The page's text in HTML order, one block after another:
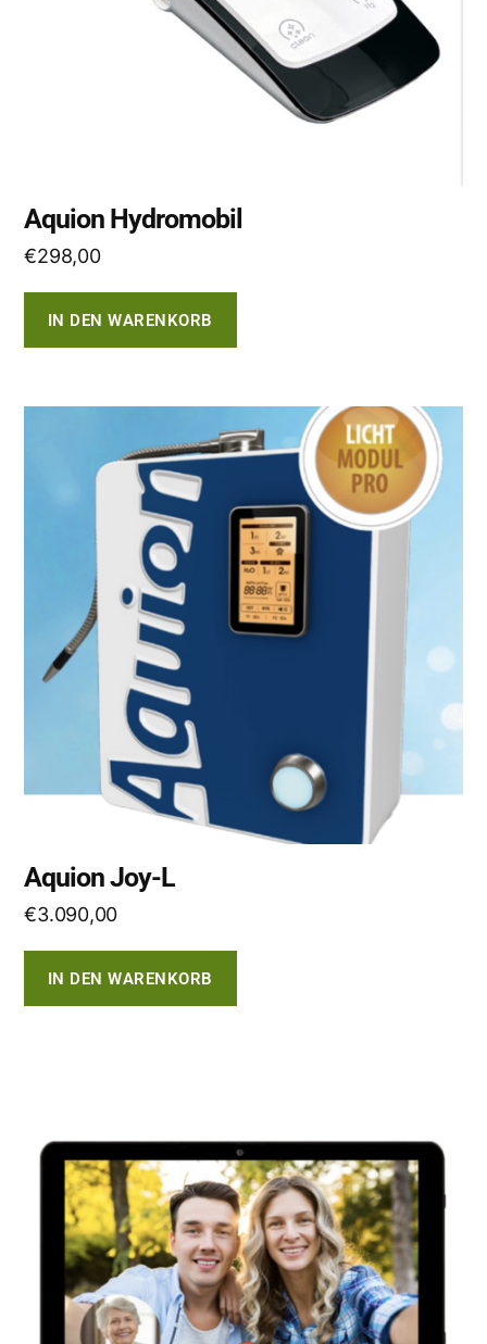
Aquion Hydromobil
€298,00
IN DEN WARENKORB
Aquion Joy-L
€3.090,00
IN DEN WARENKORB